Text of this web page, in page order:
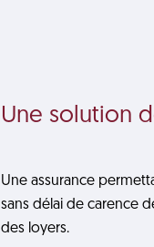
Une solution
Une assurance
sans délai de carence
des loyers.